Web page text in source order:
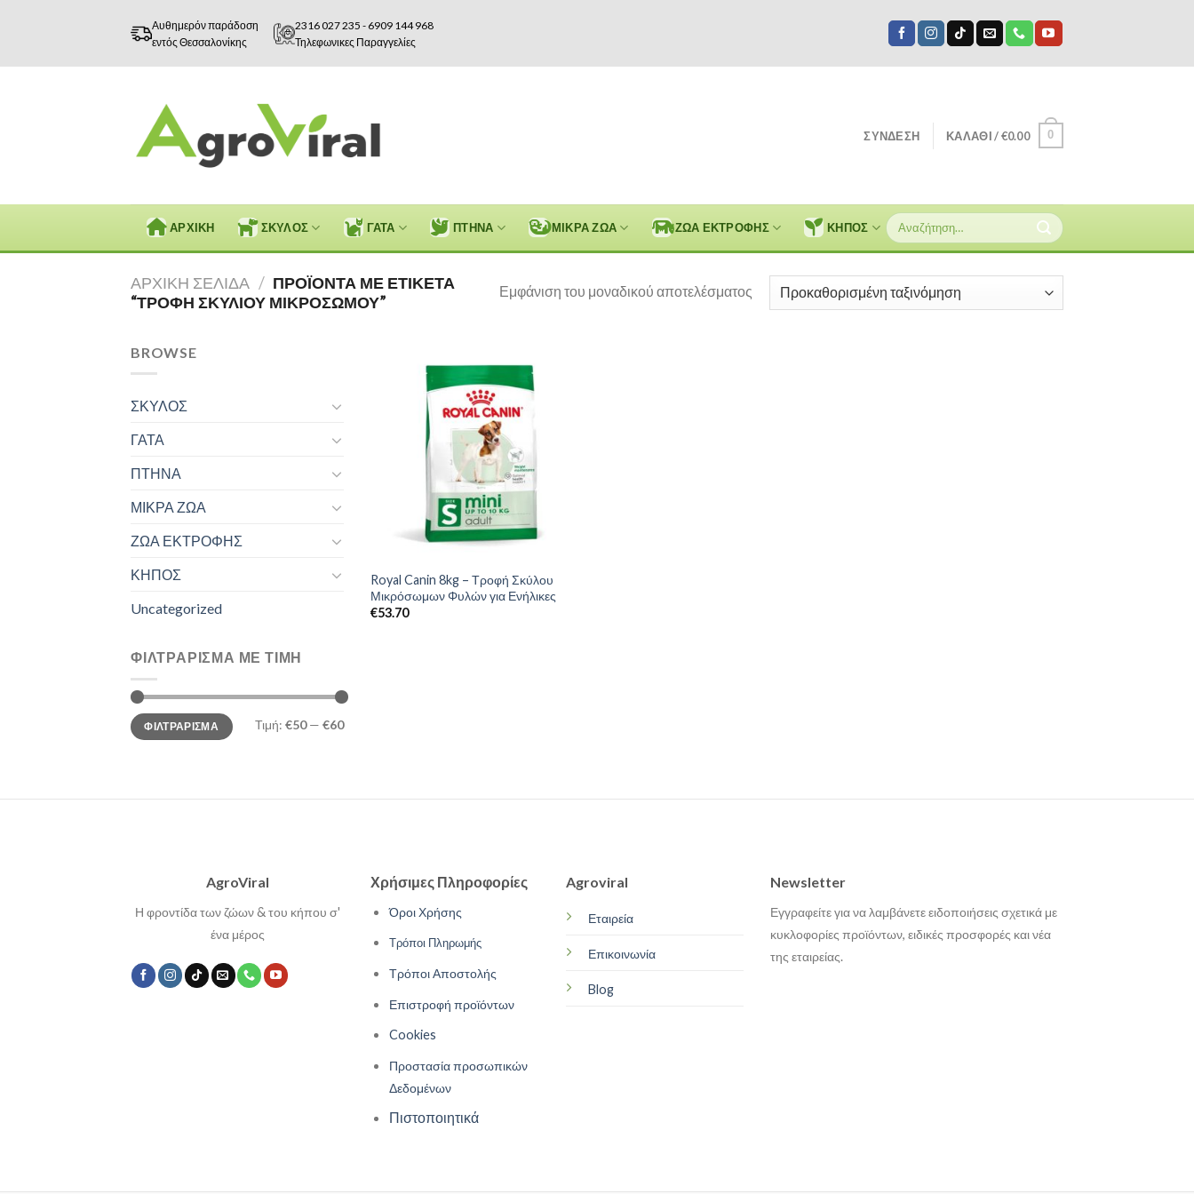
Αυθημερόν παράδοση
εντός Θεσσαλονίκης
2316 027 235 - 6909 144 968
Τηλεφωνικες Παραγγελίες
ΣΎΝΔΕΣΗ ΚΑΛΆΘΙ /€0.00 0
ΑΡΧΙΚΗ ΣΚΥΛΟΣ ΓΑΤΑ ΠΤΗΝΑ ΜΙΚΡΑ ΖΩΑ ΖΩΑ ΕΚΤΡΟΦΗΣ ΚΗΠΟΣ
Αναζήτηση
για:
ΑΡΧΙΚΉ ΣΕΛΊΔΑ / ΠΡΟΪΌΝΤΑ ΜΕ ΕΤΙΚΈΤΑ
“ΤΡΟΦΉ ΣΚΥΛΙΟΎ ΜΙΚΡΌΣΩΜΟΥ”
Εμφάνιση του μοναδικού αποτελέσματος
BROWSE
ΣΚΥΛΟΣ
ΓΑΤΑ
ΠΤΗΝΑ
ΜΙΚΡΑ ΖΩΑ
ΖΩΑ ΕΚΤΡΟΦΗΣ
ΚΗΠΟΣ
Uncategorized
ΦΙΛΤΡΆΡΙΣΜΑ ΜΕ ΤΙΜΉ
Ελάχιστη
τιμή
Μέγιστη
τιμήΦΙΛΤΡΆΡΙΣΜΑ Τιμή: €50— €60
Royal Canin 8kg – Τροφή Σκύλου
Μικρόσωμων Φυλών για Ενήλικες
€53.70
AgroViral
Η φροντίδα των ζώων & του κήπου σ'
ένα μέρος
Χρήσιμες Πληροφορίες
Όροι Χρήσης
Τρόποι Πληρωμής
Τρόποι Αποστολής
Επιστροφή προϊόντων
Cookies
Προστασία προσωπικών
Δεδομένων
Πιστοποιητικά
Agroviral
Εταιρεία
Επικοινωνία
Blog
Newsletter
Εγγραφείτε για να λαμβάνετε ειδοποιήσεις σχετικά με
κυκλοφορίες προϊόντων, ειδικές προσφορές και νέα
της εταιρείας.